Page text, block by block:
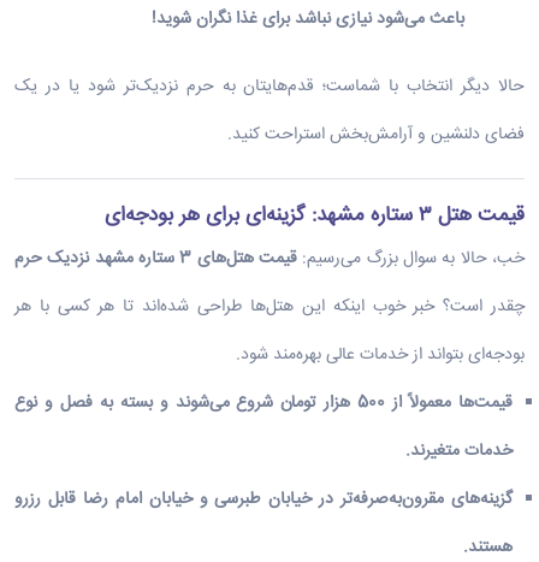
باعث می‌شود نیازی نباشد برای غذا نگران شوید!
حالا دیگر انتخاب با شماست؛ قدم‌هایتان به حرم نزدیک‌تر شود یا در یک
فضای دلنشین و آرامش‌بخش استراحت کنید.
قیمت هتل ۳ ستاره مشهد: گزینه‌ای برای هر بودجه‌ای
خب، حالا به سوال بزرگ می‌رسیم: قیمت هتل‌های 3 ستاره مشهد نزدیک حرم
چقدر است؟ خبر خوب اینکه این هتل‌ها طراحی شده‌اند تا هر کسی با هر
بودجه‌ای بتواند از خدمات عالی بهره‌مند شود.
قیمت‌ها معمولاً از 500 هزار تومانشروع می‌شوند و بسته به فصل و نوع
خدمات متغیرند.
گزینه‌های مقرون‌به‌صرفه‌تر درخیابان طبرسیوخیابان امام رضا قابل رزرو
هستند.